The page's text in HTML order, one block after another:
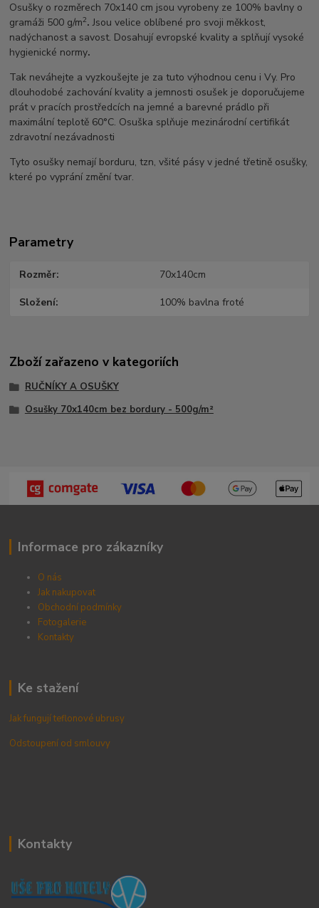
Osušky o rozměrech 70x140 cm jsou vyrobeny ze 100% bavlny o
gramáži 500 g/m2.Jsou velice oblíbené pro svoji měkkost,
nadýchanost a savost. Dosahují evropské kvality a splňují vysoké
hygienické normy.
Tak neváhejte a vyzkoušejte je za tuto výhodnou cenu i Vy. Pro
dlouhodobé zachování kvality a jemnosti osušek je doporučujeme
prát v pracích prostředcích na jemné a barevné prádlo při
maximální teplotě 60°C. Osuška splňuje mezinárodní certifikát
zdravotní nezávadnosti
Tyto osušky nemají borduru, tzn, všité pásy v jedné třetině osušky,
které po vyprání změní tvar.
Parametry
Rozměr 70x140cm
Složení 100% bavlna froté
Zboží zařazeno v kategoriích
RUČNÍKY A OSUŠKY
Osušky 70x140cm bez bordury - 500g/m²
Informace pro zákazníky
O nás
Jak nakupovat
Obchodní podmínky
Fotogalerie
Kontakty
Ke stažení
Jak fungují teflonové ubrusy
Odstoupení od smlouvy
Kontakty